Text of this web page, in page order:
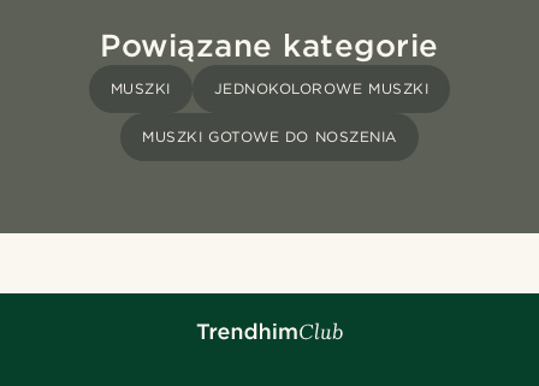
Powiązane kategorie
MUSZKI JEDNOKOLOROWE MUSZKI
MUSZKI GOTOWE DO NOSZENIA